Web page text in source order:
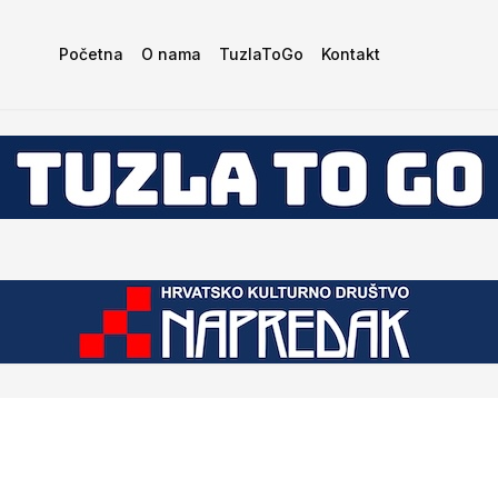
Početna O nama TuzlaToGo Kontakt